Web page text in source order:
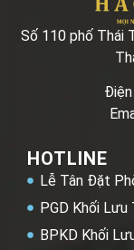
Số 110 phố Thái
HOTLINE
Lễ Tân Đặt
PGD Khối Lưu
BPKD Khối